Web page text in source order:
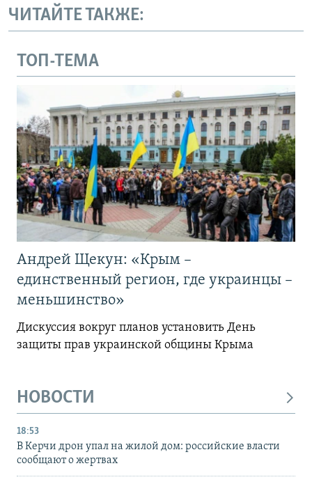
ЧИТАЙТЕ ТАКЖЕ:
ТОП-ТЕМА
Андрей Щекун: «Крым –
единственный регион, где украинцы –
меньшинство»
Дискуссия вокруг планов установить День
защиты прав украинской общины Крыма
НОВОСТИ
18:53
В Керчи дрон упал на жилой дом: российские власти
сообщают о жертвах